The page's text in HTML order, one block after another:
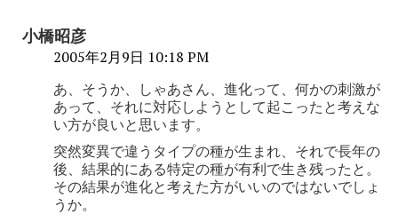
小橋昭彦
2005年2月9日 10:18 PM
あ、そうか、しゃあさん、進化って、何かの刺激が
あって、それに対応しようとして起こったと考えな
い方が良いと思います。
突然変異で違うタイプの種が生まれ、それで長年の
後、結果的にある特定の種が有利で生き残ったと。
その結果が進化と考えた方がいいのではないでしょ
うか。